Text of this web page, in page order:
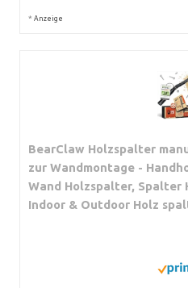
* Anzeige
BearClaw Holzspalter
zur Wandmontage -
Wand Holzspalter, Spalter
Indoor & Outdoor Holz